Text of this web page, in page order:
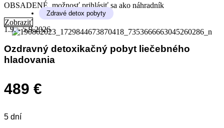
OBSADENÉ, možnosť prihlásiť sa ako náhradník
Zobraziť
Zdravé detox pobyty
1.9. - 5.9.2026
Ozdravný detoxikačný pobyt liečebného
hladovania
489 €
5 dní